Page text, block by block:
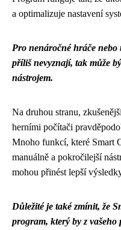
a optimalizuje nastavení
Pro nenáročné hráče nebo
příliš nevyznají, tak může
nástrojem.
Na druhou stranu,
herními počítači
Mnoho funkcí, které Smart
manuálně a pokročilejší
mohou přinést lepší
Důležité je také zmínit, že
program, který by z